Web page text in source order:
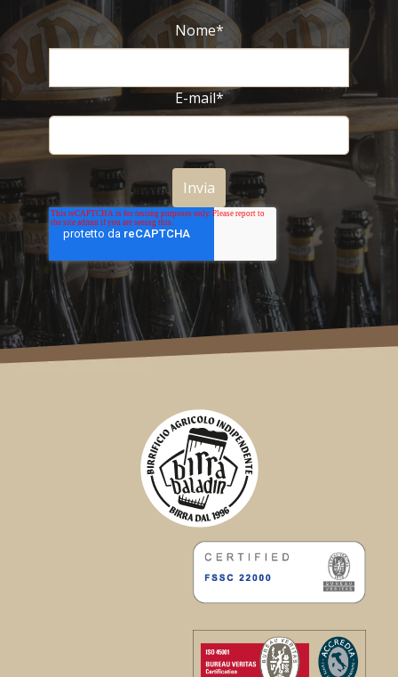
Nome*
E-mail*